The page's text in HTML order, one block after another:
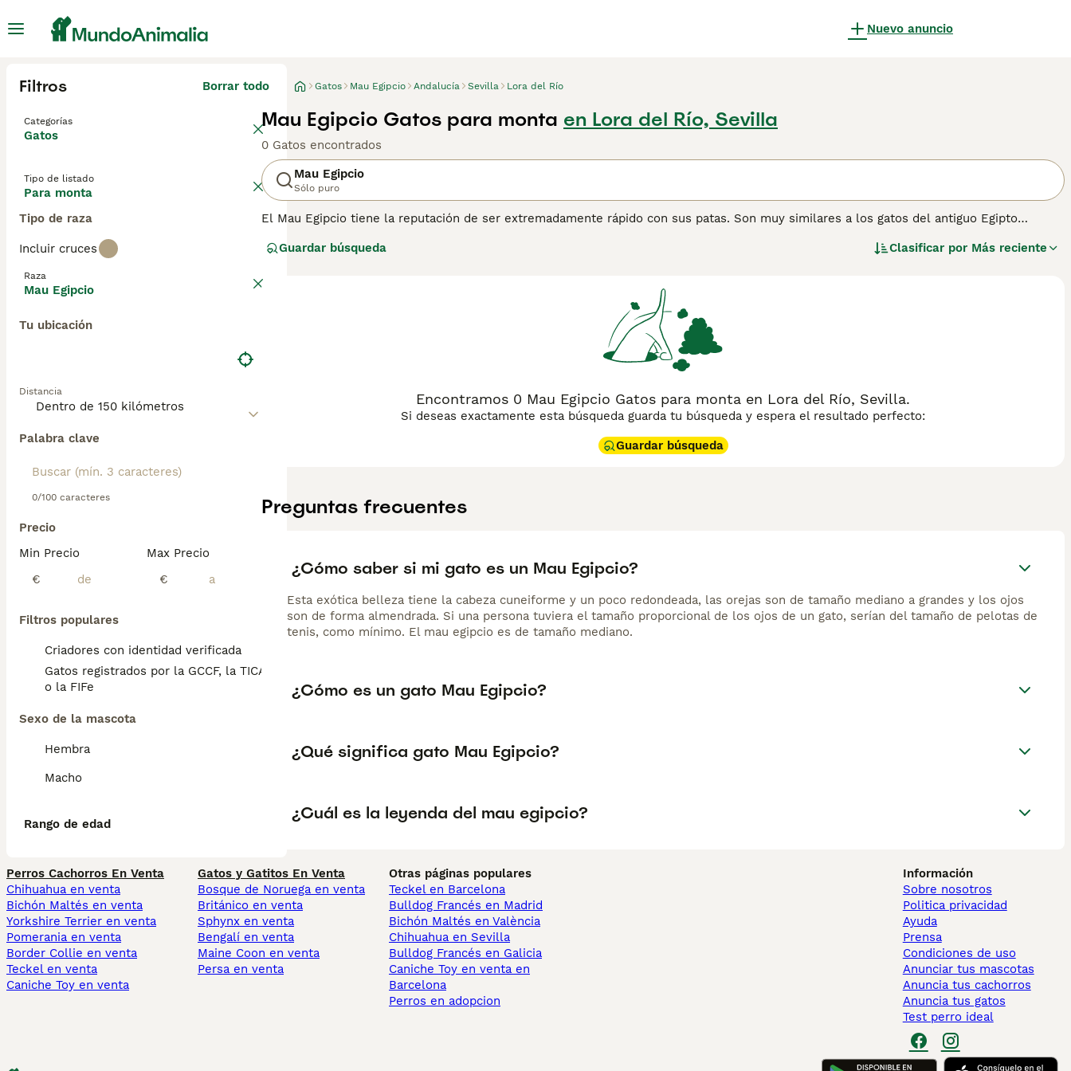
Nuevo anuncio
Filtros Borrar todo
Categorías
Gatos
Tipo de listado
Para monta
Tipo de raza
Incluir cruces
Raza
Mau Egipcio
Tu ubicación
Distancia
Palabra clave
0/100 caracteres
Precio
Min Precio
€
Max Precio
€
Filtros populares
Criadores con identidad verificada
Gatos registrados por la GCCF, la TICA
o la FIFe
Sexo de la mascota
Hembra
Macho
Rango de edad
Gatos Mau Egipcio Andalucía Sevilla Lora del Río
Mau Egipcio Gatos para monta en Lora del Río, Sevilla
0 Gatos encontrados
Mau Egipcio
Sólo puro
El Mau Egipcio tiene la reputación de ser extremadamente rápido con sus patas. Son muy similares a los gatos del antiguo Egipto
kilómetros por hora. Y no solo eso, sus patas traseras largas y musculosas le permiten al Mau Egipcio saltar a grandes alturas con mayor
Egipcio se ha convertido en un compañero popular, llegando a los corazones y hogares de muchas personas en España y en otras partes
para obtener información sobre esta raza de gato.
Guardar búsqueda Clasificar por Más reciente
Encontramos 0 Mau Egipcio Gatos para monta en Lora del Río, Sevilla.
Si deseas exactamente esta búsqueda guarda tu búsqueda y espera el resultado perfecto:
Guardar búsqueda
Preguntas frecuentes
¿Cómo saber si mi gato es un Mau Egipcio?
Esta exótica belleza tiene la cabeza cuneiforme y un poco redondeada, las orejas son de tamaño mediano a grandes y los ojos
son de forma almendrada. Si una persona tuviera el tamaño proporcional de los ojos de un gato, serían del tamaño de pelotas de
tenis, como mínimo. El mau egipcio es de tamaño mediano.
¿Cómo es un gato Mau Egipcio?
¿Qué significa gato Mau Egipcio?
¿Cuál es la leyenda del mau egipcio?
Perros Cachorros En Venta
Chihuahua en venta
Bichón Maltés en venta
Yorkshire Terrier en venta
Pomerania en venta
Border Collie en venta
Teckel en venta
Caniche Toy en venta
Gatos y Gatitos En Venta
Bosque de Noruega en venta
Británico en venta
Sphynx en venta
Bengalí en venta
Maine Coon en venta
Persa en venta
Otras páginas populares
Teckel en Barcelona
Bulldog Francés en Madrid
Bichón Maltés en València
Chihuahua en Sevilla
Bulldog Francés en Galicia
Caniche Toy en venta en
Barcelona
Perros en adopcion
Información
Sobre nosotros
Politica privacidad
Ayuda
Prensa
Condiciones de uso
Anunciar tus mascotas
Anuncia tus cachorros
Anuncia tus gatos
Test perro ideal